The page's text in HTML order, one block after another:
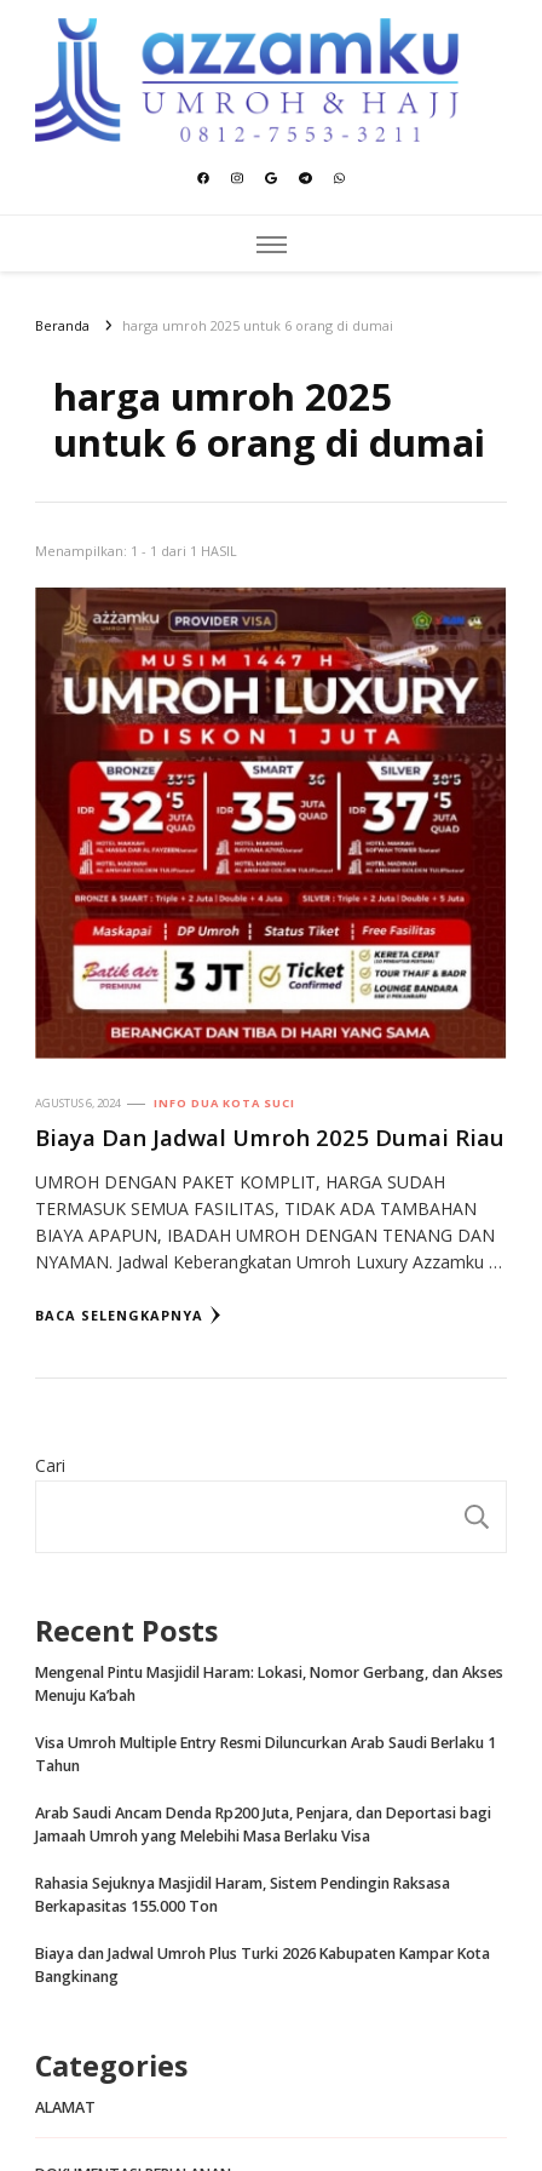
Azzamku Umroh dan Hajj
Beranda harga umroh 2025 untuk 6 orang di dumai
harga umroh 2025
untuk 6 orang di dumai
Menampilkan: 1 - 1 dari 1 HASIL
AGUSTUS 6, 2024 INFO DUA KOTA SUCI
Biaya Dan Jadwal Umroh 2025 Dumai Riau
UMROH DENGAN PAKET KOMPLIT, HARGA SUDAH
TERMASUK SEMUA FASILITAS, TIDAK ADA TAMBAHAN
BIAYA APAPUN, IBADAH UMROH DENGAN TENANG DAN
NYAMAN. Jadwal Keberangkatan Umroh Luxury Azzamku …
BACA SELENGKAPNYA
Cari
Recent Posts
Mengenal Pintu Masjidil Haram: Lokasi, Nomor Gerbang, dan Akses
Menuju Ka’bah
Visa Umroh Multiple Entry Resmi Diluncurkan Arab Saudi Berlaku 1
Tahun
Arab Saudi Ancam Denda Rp200 Juta, Penjara, dan Deportasi bagi
Jamaah Umroh yang Melebihi Masa Berlaku Visa
Rahasia Sejuknya Masjidil Haram, Sistem Pendingin Raksasa
Berkapasitas 155.000 Ton
Biaya dan Jadwal Umroh Plus Turki 2026 Kabupaten Kampar Kota
Bangkinang
Categories
ALAMAT